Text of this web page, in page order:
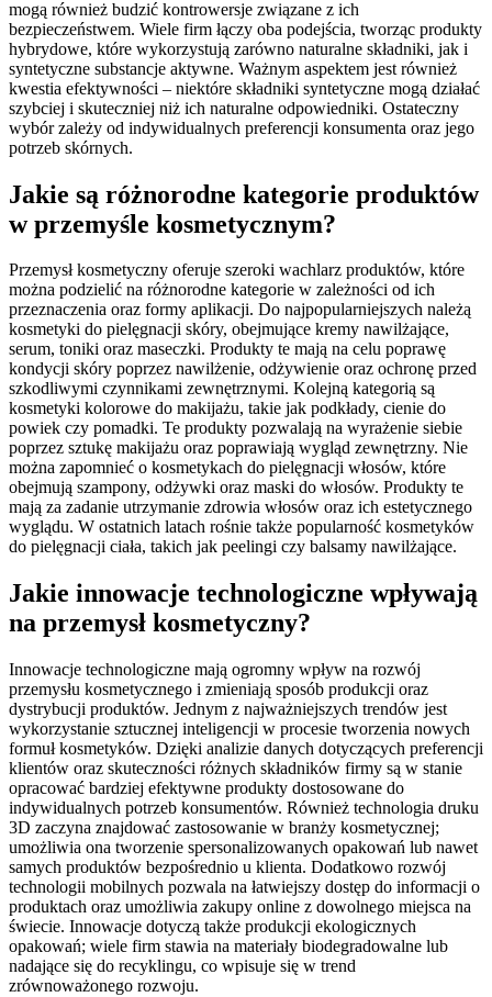
mogą również budzić kontrowersje związane z ich
bezpieczeństwem. Wiele firm łączy oba podejścia, tworząc produkty
hybrydowe, które wykorzystują zarówno naturalne składniki, jak i
syntetyczne substancje aktywne. Ważnym aspektem jest również
kwestia efektywności – niektóre składniki syntetyczne mogą działać
szybciej i skuteczniej niż ich naturalne odpowiedniki. Ostateczny
wybór zależy od indywidualnych preferencji konsumenta oraz jego
potrzeb skórnych.
Jakie są różnorodne kategorie produktów
w przemyśle kosmetycznym?
Przemysł kosmetyczny oferuje szeroki wachlarz produktów, które
można podzielić na różnorodne kategorie w zależności od ich
przeznaczenia oraz formy aplikacji. Do najpopularniejszych należą
kosmetyki do pielęgnacji skóry, obejmujące kremy nawilżające,
serum, toniki oraz maseczki. Produkty te mają na celu poprawę
kondycji skóry poprzez nawilżenie, odżywienie oraz ochronę przed
szkodliwymi czynnikami zewnętrznymi. Kolejną kategorią są
kosmetyki kolorowe do makijażu, takie jak podkłady, cienie do
powiek czy pomadki. Te produkty pozwalają na wyrażenie siebie
poprzez sztukę makijażu oraz poprawiają wygląd zewnętrzny. Nie
można zapomnieć o kosmetykach do pielęgnacji włosów, które
obejmują szampony, odżywki oraz maski do włosów. Produkty te
mają za zadanie utrzymanie zdrowia włosów oraz ich estetycznego
wyglądu. W ostatnich latach rośnie także popularność kosmetyków
do pielęgnacji ciała, takich jak peelingi czy balsamy nawilżające.
Jakie innowacje technologiczne wpływają
na przemysł kosmetyczny?
Innowacje technologiczne mają ogromny wpływ na rozwój
przemysłu kosmetycznego i zmieniają sposób produkcji oraz
dystrybucji produktów. Jednym z najważniejszych trendów jest
wykorzystanie sztucznej inteligencji w procesie tworzenia nowych
formuł kosmetyków. Dzięki analizie danych dotyczących preferencji
klientów oraz skuteczności różnych składników firmy są w stanie
opracować bardziej efektywne produkty dostosowane do
indywidualnych potrzeb konsumentów. Również technologia druku
3D zaczyna znajdować zastosowanie w branży kosmetycznej;
umożliwia ona tworzenie spersonalizowanych opakowań lub nawet
samych produktów bezpośrednio u klienta. Dodatkowo rozwój
technologii mobilnych pozwala na łatwiejszy dostęp do informacji o
produktach oraz umożliwia zakupy online z dowolnego miejsca na
świecie. Innowacje dotyczą także produkcji ekologicznych
opakowań; wiele firm stawia na materiały biodegradowalne lub
nadające się do recyklingu, co wpisuje się w trend
zrównoważonego rozwoju.